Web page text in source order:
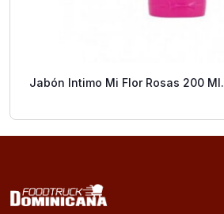
Jabón Intimo Mi Flor Rosas 200 Ml.